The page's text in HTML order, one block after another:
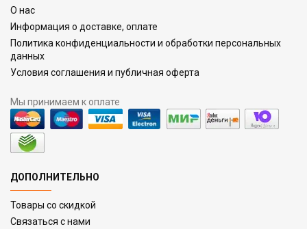
О нас
Информация о доставке, оплате
Политика конфиденциальности и обработки персональных
данных
Условия соглашения и публичная оферта
Мы принимаем к оплате
ДОПОЛНИТЕЛЬНО
Товары со скидкой
Связаться с нами